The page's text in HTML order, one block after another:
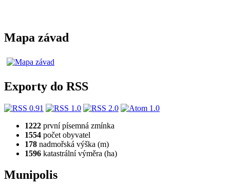
Mapa závad
Exporty do RSS
1222 první písemná zmínka
1554 počet obyvatel
178 nadmořská výška (m)
1596 katastrální výměra (ha)
Munipolis